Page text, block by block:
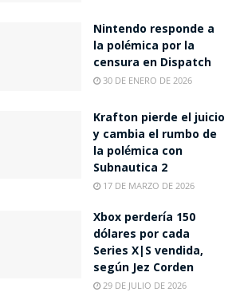
Nintendo responde a
la polémica por la
censura en Dispatch
30 DE ENERO DE 2026
Krafton pierde el juicio
y cambia el rumbo de
la polémica con
Subnautica 2
17 DE MARZO DE 2026
Xbox perdería 150
dólares por cada
Series X|S vendida,
según Jez Corden
29 DE JULIO DE 2026